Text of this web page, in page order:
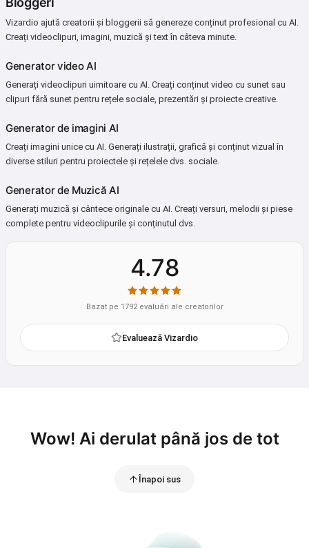
Vizardio ajută creatorii și bloggerii să genereze conținut profesional cu AI.
Creați videoclipuri, imagini, muzică și text în câteva minute.
Generator video AI
Generați videoclipuri uimitoare cu AI. Creați conținut video cu sunet sau
clipuri fără sunet pentru rețele sociale, prezentări și proiecte creative.
Generator de imagini AI
Creați imagini unice cu AI. Generați ilustrații, grafică și conținut vizual în
diverse stiluri pentru proiectele și rețelele dvs. sociale.
Generator de Muzică AI
Generați muzică și cântece originale cu AI. Creați versuri, melodii și piese
complete pentru videoclipurile și conținutul dvs.
4.78
Bazat pe 1792 evaluări ale creatorilor
Evaluează Vizardio
Wow! Ai derulat până jos de tot
Înapoi sus